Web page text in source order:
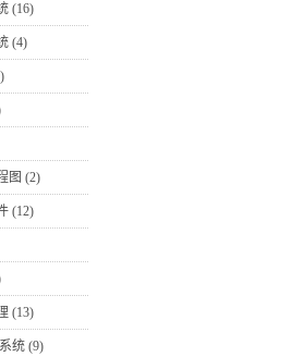
(16)
(4)
图 (2)
(12)
(13)
统 (9)